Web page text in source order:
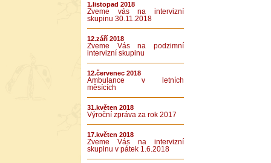
1.listopad 2018
Zveme vás na intervizní
skupinu 30.11.2018
12.září 2018
Zveme Vás na podzimní
intervizní skupinu
12.červenec 2018
Ambulance v letních
měsících
31.květen 2018
Výroční zpráva za rok 2017
17.květen 2018
Zveme Vás na intervizní
skupinu v pátek 1.6.2018